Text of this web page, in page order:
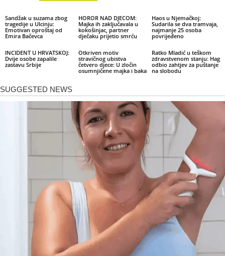
Sandžak u suzama zbog
tragedije u Ulcinju:
Emotivan oproštaj od
Emira Bačevca
HOROR NAD DJECOM:
Majka ih zaključavala u
kokošinjac, partner
dječaku prijetio smrću
Haos u Njemačkoj:
Sudarila se dva tramvaja,
najmanje 25 osoba
povrijeđeno
INCIDENT U HRVATSKOJ:
Dvije osobe zapalile
zastavu Srbije
Otkriven motiv
stravičnog ubistva
četvero djece: U zločin
osumnjičene majka i baka
Ratko Mladić u teškom
zdravstvenom stanju: Hag
odbio zahtjev za puštanje
na slobodu